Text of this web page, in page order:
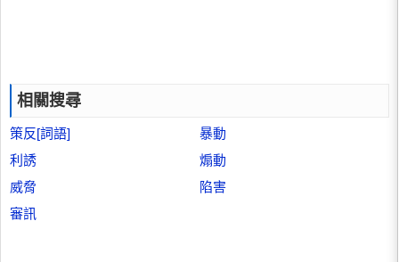
相關搜尋
策反[詞語]
暴動
利誘
煽動
威脅
陷害
審訊